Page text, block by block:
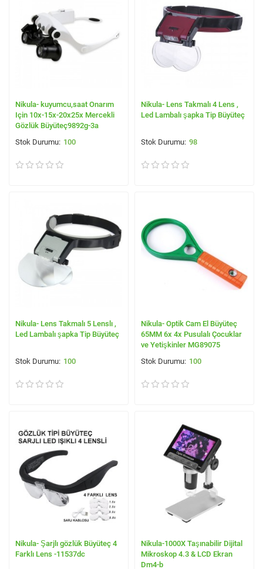
Nikula- kuyumcu,saat Onarım
Için 10x-15x-20x25x Mercekli
Gözlük Büyüteç9892g-3a
100
Nikula- Lens Takmalı 4 Lens ,
Led Lambalı şapka Tip Büyüteç
98
Nikula- Lens Takmalı 5 Lenslı ,
Led Lambalı şapka Tip Büyüteç
100
Nikula- Optik Cam El Büyüteç
65MM 6x 4x Pusulalı Çocuklar
ve Yetişkinler MG89075
100
Nikula- Şarjlı gözlük Büyüteç 4
Farklı Lens -11537dc
Nikula-1000X Taşınabilir Dijital
Mikroskop 4.3 & LCD Ekran
Dm4-b